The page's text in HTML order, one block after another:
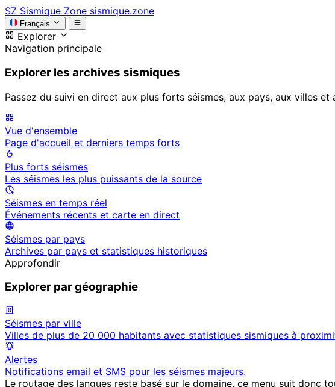
SZ Sismique Zone sismique.zone
Français
Explorer
Navigation principale
Explorer les archives sismiques
Passez du suivi en direct aux plus forts séismes, aux pays, aux villes
Vue d'ensemble
Page d'accueil et derniers temps forts
Plus forts séismes
Les séismes les plus puissants de la source
Séismes en temps réel
Événements récents et carte en direct
Séismes par pays
Archives par pays et statistiques historiques
Approfondir
Explorer par géographie
Séismes par ville
Villes de plus de 20 000 habitants avec statistiques sismiques à
Alertes
Notifications email et SMS pour les séismes majeurs.
Le routage des langues reste basé sur le domaine, ce menu suit donc